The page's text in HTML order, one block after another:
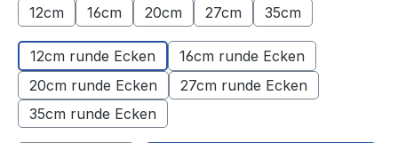
12cm
(Diese Option ist zurzeit nicht verfügbar.)
16cm
(Diese Option ist zurzeit nicht verfügbar.)
20cm
(Diese Option ist zurzeit nicht
27cm
(Diese Option ist zurzeit
35cm
(Diese Option ist
12cm runde Ecken
16cm runde Ecken
20cm runde Ecken
27cm runde Ecken
35cm runde Ecken